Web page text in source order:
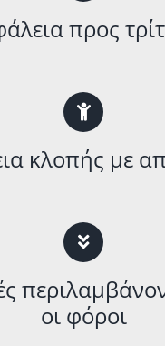
προς
κλοπής με
οι φόροι